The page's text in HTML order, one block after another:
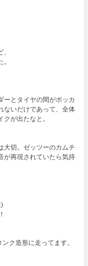
ーとタイヤの間がポッカ
ないだけであって、全体
が出たなと。
大切。ゼッツーのカムチ
が再現されていたら気持
ク造形に走ってます。